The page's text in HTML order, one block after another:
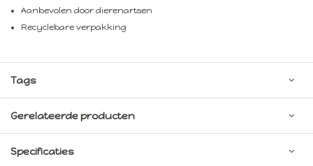
Aanbevolen door dierenartsen
Recyclebare verpakking
Tags
Gerelateerde producten
Specificaties